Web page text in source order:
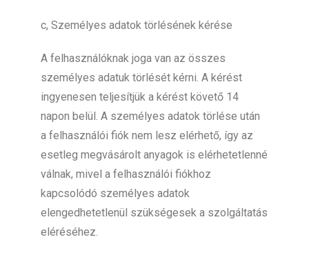
c, Személyes adatok törlésének kérése
A felhasználóknak joga van az összes
személyes adatuk törlését kérni. A kérést
ingyenesen teljesítjük a kérést követő 14
napon belül. A személyes adatok törlése után
a felhasználói fiók nem lesz elérhető, így az
esetleg megvásárolt anyagok is elérhetetlenné
válnak, mivel a felhasználói fiókhoz
kapcsolódó személyes adatok
elengedhetetlenül szükségesek a szolgáltatás
eléréséhez.